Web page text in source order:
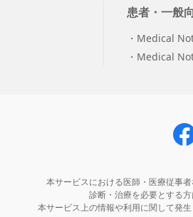
患者・一般
Medical
Medical
本サービスにおける医師・医療従事
診断・治療を必要とする
本サービス上の情報や利用に関して発